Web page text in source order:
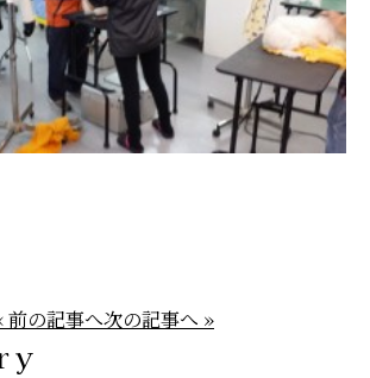
前の記事へ次の記事へ »